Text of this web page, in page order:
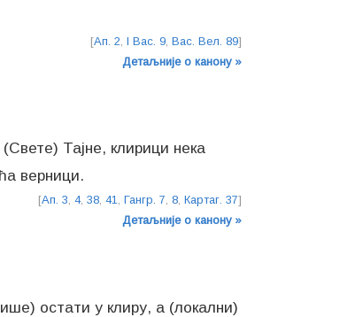
[Ап. 2 I Вас. 9 Вас. Вел. 89]
Детаљније о канону »
Тајне, клирици нека
верници.
[Ап. 3, 4, 38, 41, Гангр. 7, 8, Картаг. 37]
Детаљније о канону »
остати у клиру, а (локални)